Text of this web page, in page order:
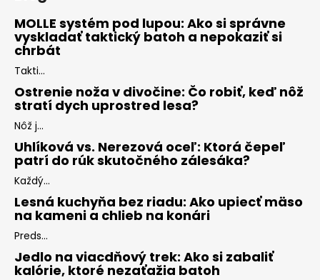
MOLLE systém pod lupou: Ako si správne
vyskladať taktický batoh a nepokaziť si
chrbát
Takti...
Ostrenie noža v divočine: Čo robiť, keď nôž
stratí dych uprostred lesa?
Nôž j...
Uhlíková vs. Nerezová oceľ: Ktorá čepeľ
patrí do rúk skutočného zálesáka?
Každý...
Lesná kuchyňa bez riadu: Ako upiecť mäso
na kameni a chlieb na konári
Preds...
Jedlo na viacdňový trek: Ako si zabaliť
kalórie, ktoré nezaťažia batoh